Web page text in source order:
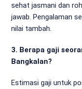
sehat jasmani dan
jawab. Pengalaman
nilai tambah.
3. Berapa gaji
Bangkalan?
Estimasi gaji untuk